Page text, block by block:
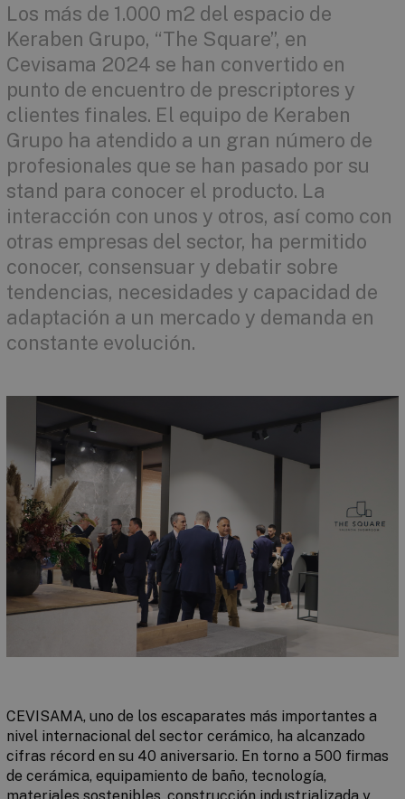
Los más de 1.000 m2 del espacio de
Keraben Grupo, “The Square”, en
Cevisama 2024 se han convertido en
punto de encuentro de prescriptores y
clientes finales. El equipo de Keraben
Grupo ha atendido a un gran número de
profesionales que se han pasado por su
stand para conocer el producto. La
interacción con unos y otros, así como con
otras empresas del sector, ha permitido
conocer, consensuar y debatir sobre
tendencias, necesidades y capacidad de
adaptación a un mercado y demanda en
constante evolución.
CEVISAMA, uno de los escaparates más importantes a
nivel internacional del sector cerámico, ha alcanzado
cifras récord en su 40 aniversario. En torno a 500 firmas
de cerámica, equipamiento de baño, tecnología,